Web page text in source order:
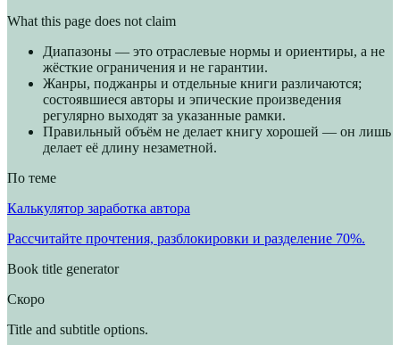
What this page does not claim
Диапазоны — это отраслевые нормы и ориентиры, а не
жёсткие ограничения и не гарантии.
Жанры, поджанры и отдельные книги различаются;
состоявшиеся авторы и эпические произведения
регулярно выходят за указанные рамки.
Правильный объём не делает книгу хорошей — он лишь
делает её длину незаметной.
По теме
Калькулятор заработка автора
Рассчитайте прочтения, разблокировки и разделение 70%.
Book title generator
Скоро
Title and subtitle options.